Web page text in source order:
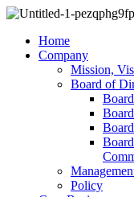
Home
Company
Mission,
Board of
Policy